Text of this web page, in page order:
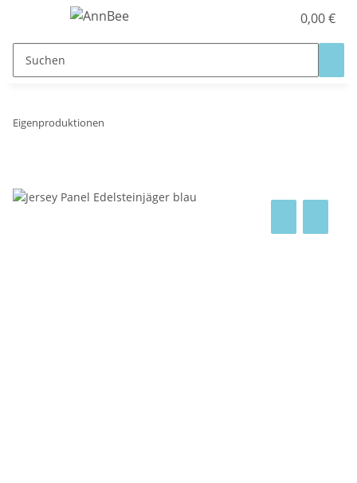
0,00 €
Eigenproduktionen